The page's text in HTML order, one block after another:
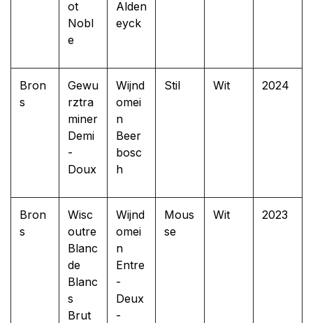
ot
Nobl
e
Alden
eyck
Bron
s
Gewu
rztra
miner
Demi
-
Doux
Wijnd
omei
n
Beer
bosc
h
Stil Wit 2024
Bron
s
Wisc
outre
Blanc
de
Blanc
s
Brut
Wijnd
omei
n
Entre
-
Deux
-
Mous
se
Wit 2023